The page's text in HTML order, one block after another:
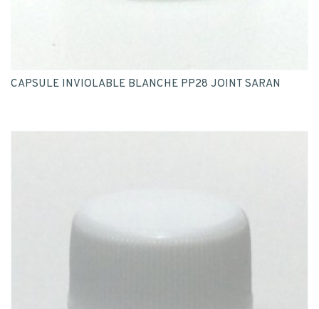
CAPSULE INVIOLABLE BLANCHE PP28 JOINT SARAN